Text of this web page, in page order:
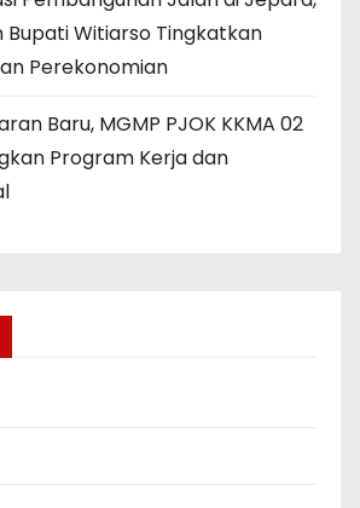
Bupati Witiarso Tingkatkan
Perekonomian
Baru, MGMP PJOK KKMA 02
Program Kerja dan